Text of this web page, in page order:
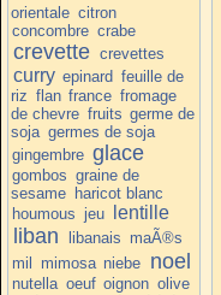
orientale citron
concombre crabe
crevette crevettes
curry epinard feuille de
riz flan france fromage
de chevre fruits germe de
soja germes de soja
gingembre glace
gombos graine de
sesame haricot blanc
houmous jeu lentille
liban libanais maÃ®s
mil mimosa niebe noel
nutella oeuf oignon olive